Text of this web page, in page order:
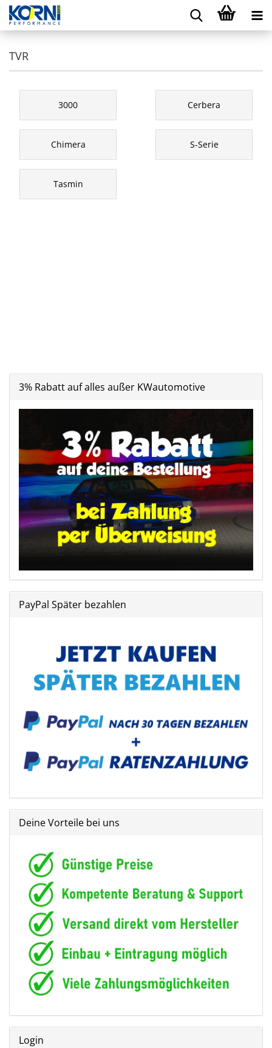
TVR
3000 Cerbera
Chimera S-Serie
Tasmin
3% Rabatt auf alles außer KWautomotive
PayPal Später bezahlen
Deine Vorteile bei uns
Login